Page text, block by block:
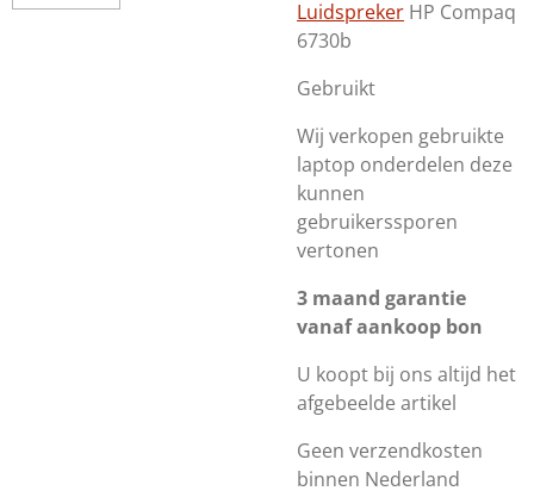
Luidspreker HP Compaq
6730b
Gebruikt
Wij verkopen gebruikte
laptop onderdelen deze
kunnen
gebruikerssporen
vertonen
3 maand garantie
vanaf aankoop bon
U koopt bij ons altijd het
afgebeelde artikel
Geen verzendkosten
binnen Nederland